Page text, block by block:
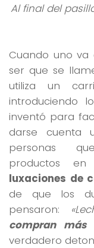
Al final del
Cuando uno
ser que se
utiliza un
introduciendo
inventó para
darse cuenta
personas
productos
luxaciones de
de que los
pensaron:
compran más
verdadero